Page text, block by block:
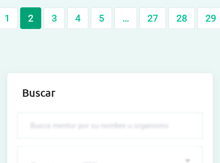
1 2 3 4 5 … 27 28 29
Buscar